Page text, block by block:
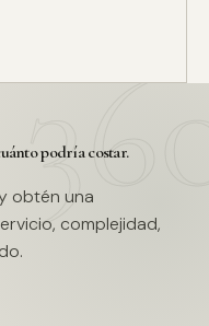
podría costar.
obtén una
complejidad,